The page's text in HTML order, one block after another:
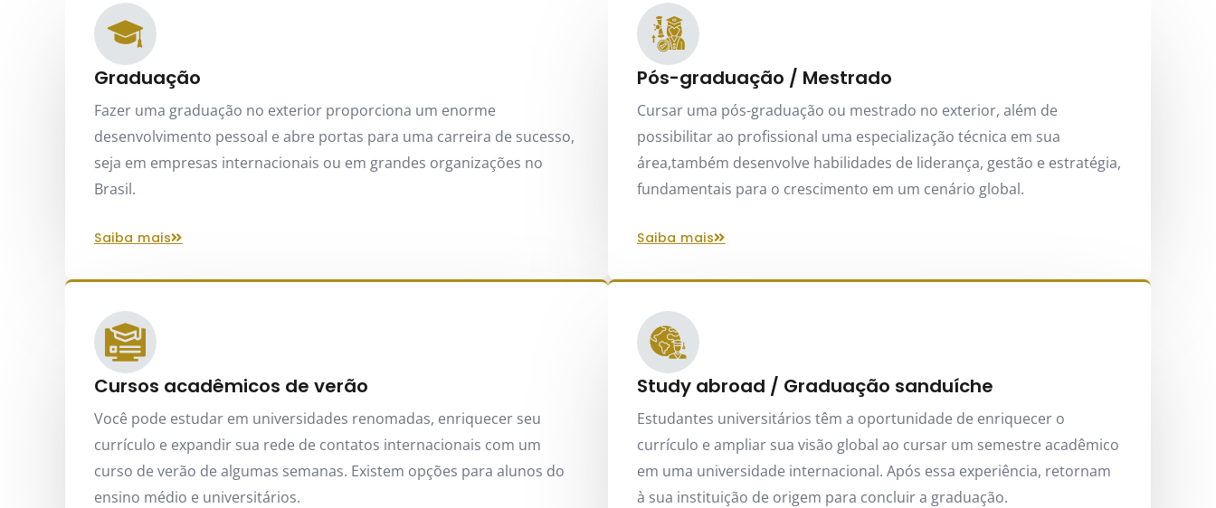
Graduação
Fazer uma graduação no exterior proporciona um enorme
desenvolvimento pessoal e abre portas para uma carreira de sucesso,
seja em empresas internacionais ou em grandes organizações no
Brasil.
saiba mais
Pós-graduação / Mestrado
Cursar uma pós-graduação ou mestrado no exterior, além de
possibilitar ao profissional uma especialização técnica em sua
área,também desenvolve habilidades de liderança, gestão e estratégia,
fundamentais para o crescimento em um cenário global.
saiba mais
Cursos acadêmicos de verão
Você pode estudar em universidades renomadas, enriquecer seu
currículo e expandir sua rede de contatos internacionais com um
curso de verão de algumas semanas. Existem opções para alunos do
ensino médio e universitários.
Study abroad / Graduação sanduíche
Estudantes universitários têm a oportunidade de enriquecer o
currículo e ampliar sua visão global ao cursar um semestre acadêmico
em uma universidade internacional. Após essa experiência, retornam
à sua instituição de origem para concluir a graduação.